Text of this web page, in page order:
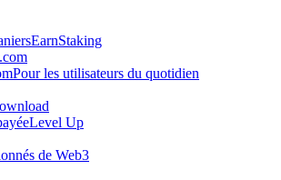
EarnStaking
Pour les utilisateurs du quotidien
Level Up
de Web3